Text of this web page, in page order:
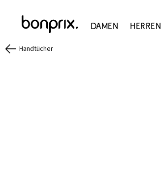
Damen Herren
Handtücher